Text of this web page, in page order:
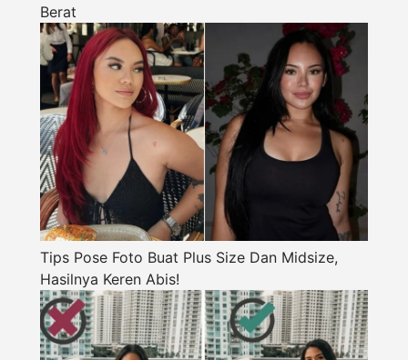
Berat
Tips Pose Foto Buat Plus Size Dan Midsize,
Hasilnya Keren Abis!